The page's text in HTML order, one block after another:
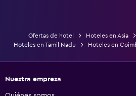
Ofertas de hotel Hoteles en Asia
Hoteles en Tamil Nadu
Hoteles en
Nuestra empresa